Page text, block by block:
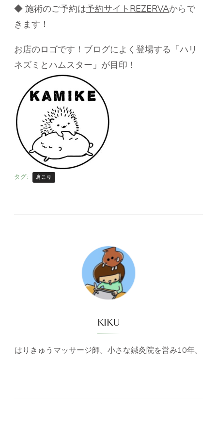
◆ 施術のご予約は予約サイト REZERVAからで
きます！
お店のロゴです！ブログによく登場する「ハリ
ネズミとハムスター」が目印！
タグ: 肩こり
KIKU
はりきゅうマッサージ師。小さな鍼灸院を営み10年。